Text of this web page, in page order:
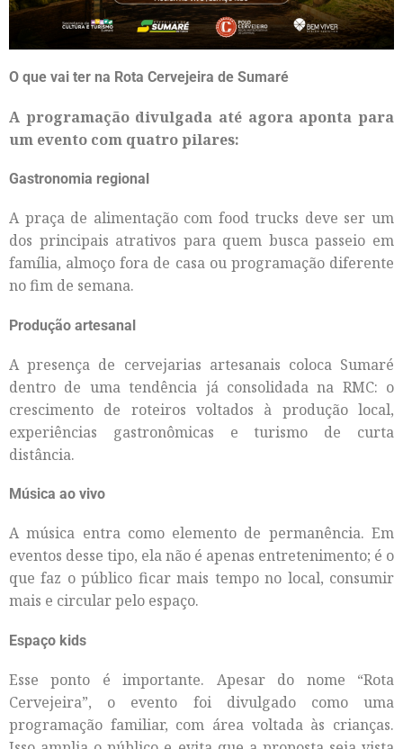
O que vai ter na Rota Cervejeira de Sumaré
A programação divulgada até agora aponta para
um evento com quatro pilares:
Gastronomia regional
A praça de alimentação com food trucks deve ser um
dos principais atrativos para quem busca passeio em
família, almoço fora de casa ou programação diferente
no fim de semana.
Produção artesanal
A presença de cervejarias artesanais coloca Sumaré
dentro de uma tendência já consolidada na RMC: o
crescimento de roteiros voltados à produção local,
experiências gastronômicas e turismo de curta
distância.
Música ao vivo
A música entra como elemento de permanência. Em
eventos desse tipo, ela não é apenas entretenimento; é o
que faz o público ficar mais tempo no local, consumir
mais e circular pelo espaço.
Espaço kids
Esse ponto é importante. Apesar do nome “Rota
Cervejeira”, o evento foi divulgado como uma
programação familiar, com área voltada às crianças.